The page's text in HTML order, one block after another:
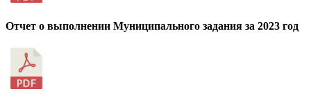
Отчет о выполнении Муниципального задания за 2023 год